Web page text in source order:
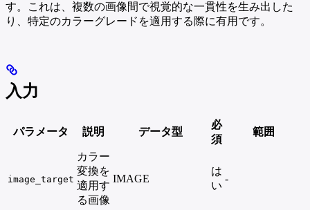
す。これは、複数の画像間で視覚的な一貫性を生み出した
り、特定のカラーグレードを適用する際に有用です。
入力
パラメータ 説明 データ型
必
須
範囲
image_target
カラー
変換を
適用す
る画像
IMAGE
は
い
-